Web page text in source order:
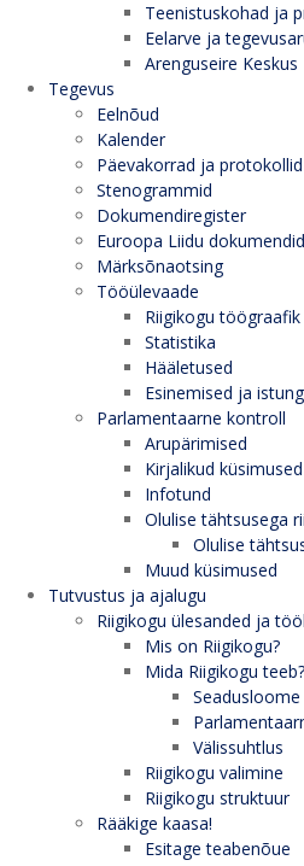
Teenistuskohad ja
Eelarve ja
Arenguseire Keskus
Tegevus
Eelnõud
Kalender
Päevakorrad ja protokollid
Stenogrammid
Dokumendiregister
Euroopa Liidu dokumendid
Märksõnaotsing
Tööülevaade
Riigikogu töögraafik
Statistika
Hääletused
Esinemised ja
Parlamentaarne kontroll
Arupärimised
Kirjalikud küsimused
Infotund
Olulise tähtsusega
Olulise
Muud küsimused
Tutvustus ja ajalugu
Riigikogu ülesanded ja
Mis on Riigikogu?
Mida Riigikogu teeb?
Seadusloome
Välissuhtlus
Riigikogu valimine
Riigikogu struktuur
Rääkige kaasa!
Esitage teabenõue